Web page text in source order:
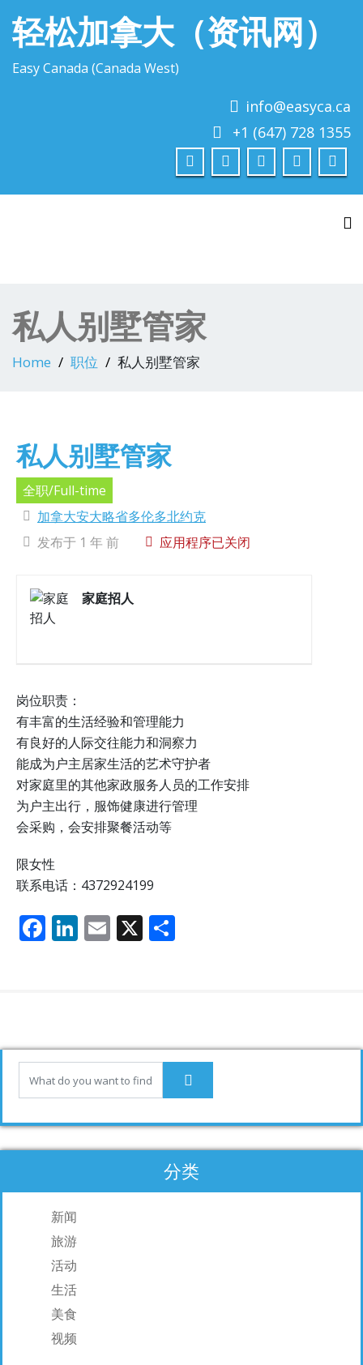
轻松加拿大（资讯网）
Easy Canada (Canada West)
info@easyca.ca
+1 (647) 728 1355
私人别墅管家
Home 职位 私人别墅管家
私人别墅管家
全职/Full-time
加拿大安大略省多伦多北约克
发布于 1 年 前
应用程序已关闭
家庭招人
岗位职责：
有丰富的生活经验和管理能力
有良好的人际交往能力和洞察力
能成为户主居家生活的艺术守护者
对家庭里的其他家政服务人员的工作安排
为户主出行，服饰健康进行管理
会采购，会安排聚餐活动等
限女性
联系电话：4372924199
F
o
k
Li
n
E X
分类
新闻
旅游
活动
生活
美食
视频